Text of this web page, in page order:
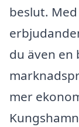
beslut.
du även en
mer